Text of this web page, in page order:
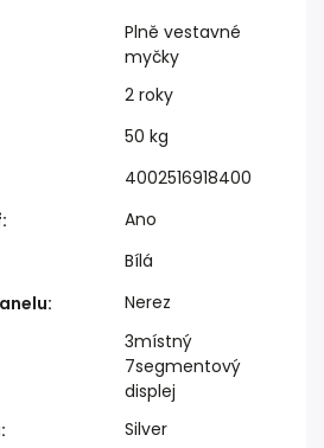
Plně vestavné
myčky
2 roky
50 kg
4002516918400
:
Ano
Bílá
: Nerez
3místný
7segmentový
displej
: Silver